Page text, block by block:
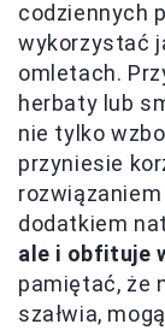
codziennych
wykorzystać
omletach.
herbaty lub
nie tylko
przyniesie
dodatkiem
ale i obfituje
pamiętać, że
szałwia,